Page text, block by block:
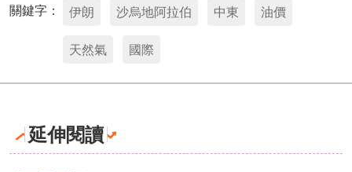
關鍵字： 伊朗 沙烏地阿拉伯 中東 油價
天然氣 國際
延伸閱讀